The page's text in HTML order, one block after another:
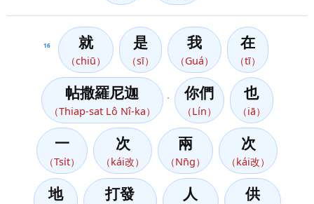
16 就
（chiū）
是
（sī）
我
（Guá）
在
（tī）
帖撒羅尼迦
（Thiap-sat Lô Nî-ka）
你們
（Lín）
也
（iā）
一
（Tsi̍t）
次
（kái改）
兩
（Nn̄g）
次
（kái改）
地 打發 人 供